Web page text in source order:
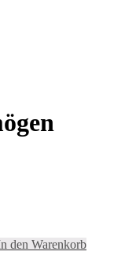
den Warenkorb